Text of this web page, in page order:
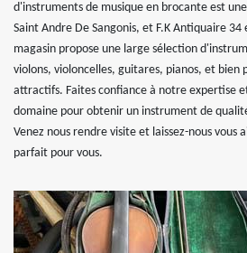
d'instruments de musique en brocante est
Saint Andre De Sangonis, et F.K Antiquaire
magasin propose une large sélection
violons, violoncelles, guitares, pianos, et bien
attractifs. Faites confiance à notre expertise
domaine pour obtenir un instrument de
Venez nous rendre visite et laissez-nous
parfait pour vous.